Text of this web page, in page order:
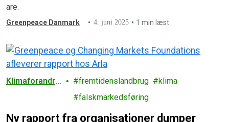
are.
Greenpeace Danmark 4. juni 2025 1 min læst
Klimaforandrin
fremtidenslandbrug
klima
falskmarkedsføring
Ny rapport fra organisationer dumper